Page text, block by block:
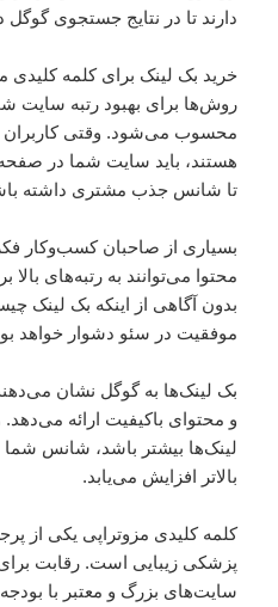
دارند تا در نتایج جستجوی گوگل
خرید بک لینک برای کلمه کلیدی
روش‌ها برای بهبود رتبه سایت
محسوب می‌شود. وقتی کاربران
هستند، باید سایت شما در
تا شانس جذب مشتری داشته
بسیاری از صاحبان کسب‌وکار فکر
محتوا می‌توانند به رتبه‌های
بدون آگاهی از اینکه بک لینک
موفقیت در سئو دشوار خواهد
بک لینک‌ها به گوگل نشان
و محتوای باکیفیت ارائه
لینک‌ها بیشتر باشد، شانس شما
بالاتر افزایش می‌یابد.
کلمه کلیدی مزوتراپی یکی از
پزشکی زیبایی است. رقابت
سایت‌های بزرگ و معتبر با